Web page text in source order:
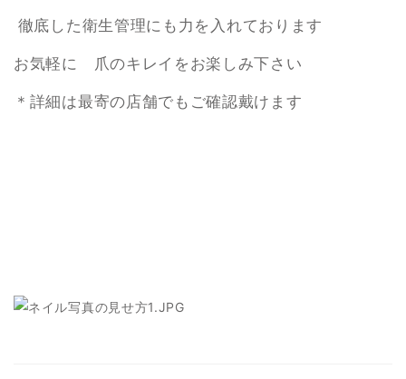
徹底した衛生管理にも力を入れております
お気軽に 爪のキレイをお楽しみ下さい
＊詳細は最寄の店舗でもご確認戴けます